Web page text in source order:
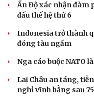
Ấn Độ xác nhận đàm
đấu thế hệ thứ 6
Indonesia trở thành
đóng tàu ngầm
Nga cáo buộc NATO
Lai Châu an táng,
nghỉ vĩnh hằng sau